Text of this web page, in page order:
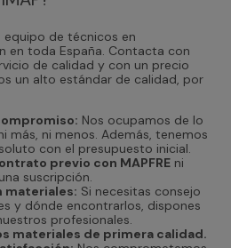
equipo de técnicos en
en toda España. Contacta con
de calidad y con un precio
un alto estándar de calidad, por
Nos ocupamos de lo
más, ni menos. Además, tenemos
con el presupuesto inicial.
previo con MAPFRE ni
suscripción.
materiales: Si necesitas consejo
y dónde encontrarlos, dispones
profesionales.
materiales de primera calidad.